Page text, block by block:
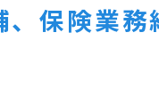
保険業